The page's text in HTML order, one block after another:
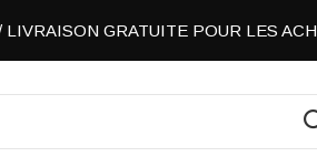
GRATUITE POUR LES